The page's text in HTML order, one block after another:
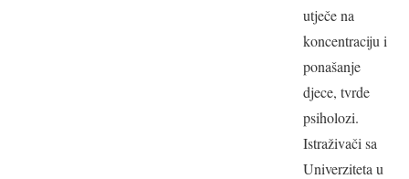
utječe na
koncentraciju i
ponašanje
djece, tvrde
psiholozi.
Istraživači sa
Univerziteta u